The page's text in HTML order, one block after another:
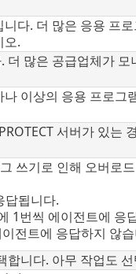
다. 더 많은 응용 프
오.
더 많은 공급업체가 모
나 이상의 응용 프로그
서버가 있는
그 쓰기로 인해 오버로
됩니다.
1번씩 에이전트에 응
전트에 응답하지 않
합니다. 아무 작업도